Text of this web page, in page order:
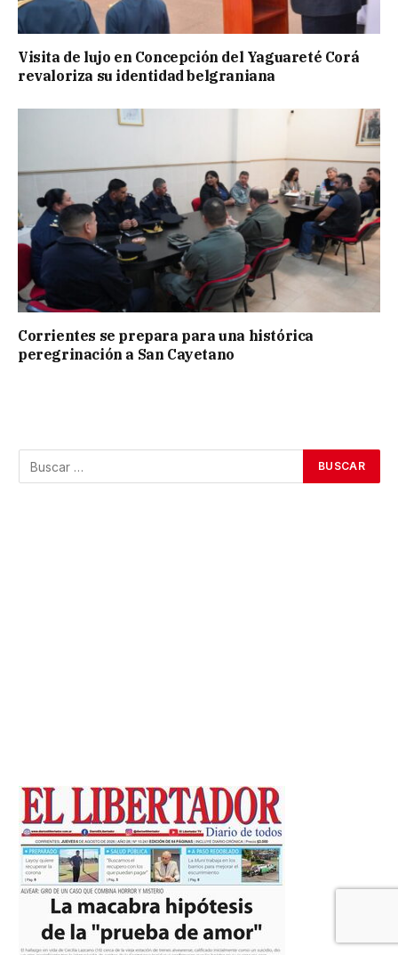
Visita de lujo en Concepción del Yaguareté Corá
revaloriza su identidad belgraniana
Corrientes se prepara para una histórica
peregrinación a San Cayetano